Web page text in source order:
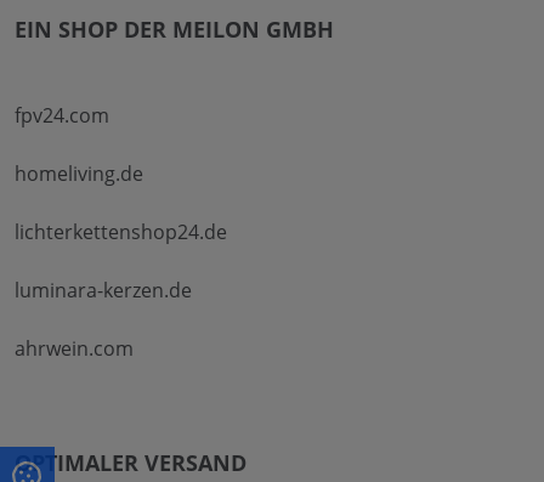
EIN SHOP DER MEILON GMBH
fpv24.com
homeliving.de
lichterkettenshop24.de
luminara-kerzen.de
ahrwein.com
OPTIMALER VERSAND